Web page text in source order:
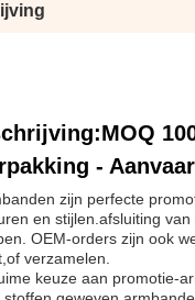
-
zijn perfecte
en stijlen.afsluiting
OEM-orders zijn ook
verzamelen.
keuze aan promotie-